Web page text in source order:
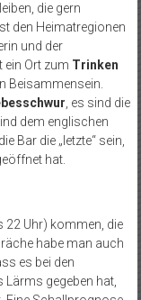
die gern
den Heimatregionen
und der
Ort zum Trinken
Beisammensein.
, es sind die
dem englischen
Bar die „letzte“ sein,
hat.
22 Uhr) kommen, die
habe man auch
es bei den
Lärms gegeben hat,